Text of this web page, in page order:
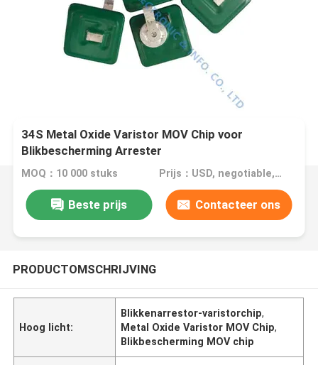
34S Metal Oxide Varistor MOV Chip voor
Blikbescherming Arrester
MOQ：10 000 stuks Prijs：USD, negotiable, pcs
Beste prijs Contacteer ons
PRODUCTOMSCHRIJVING
Hoog licht:
Blikkenarrestor-varistorchip,
Metal Oxide Varistor MOV Chip,
Blikbescherming MOV chip